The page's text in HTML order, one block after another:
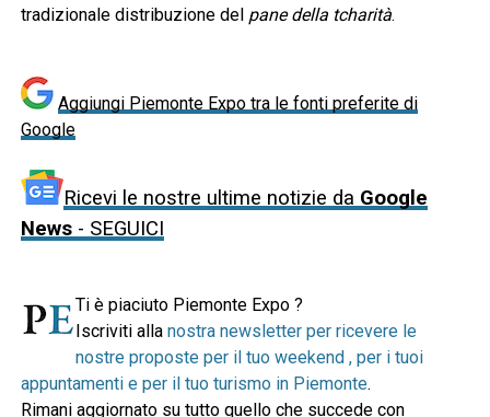
tradizionale distribuzione del pane della tcharità.
Aggiungi Piemonte Expo tra le fonti preferite di
Google
Ricevi le nostre ultime notizie da Google
News- SEGUICI
Ti è piaciuto Piemonte Expo ?
Iscriviti alla nostra newsletter per ricevere le
nostre proposte per il tuo weekend , per i tuoi
appuntamenti e per il tuo turismo in Piemonte.
Rimani aggiornato su tutto quello che succede con